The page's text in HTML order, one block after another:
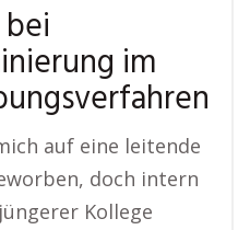
im
auf eine leitende
doch intern
Kollege